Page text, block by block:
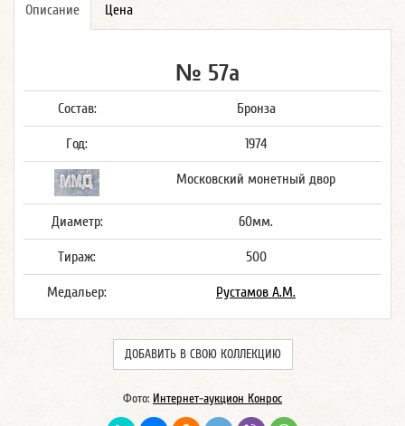
Описание Цена
№ 57а
Состав: Бронза
Год: 1974
Московский монетный двор
Диаметр: 60мм.
Тираж: 500
Медальер: Рустамов А.М.
ДОБАВИТЬ В СВОЮ КОЛЛЕКЦИЮ
Фото: Интернет-аукцион Конрос